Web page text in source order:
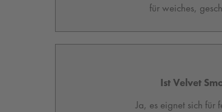
für weiches,
Ist Velvet
Ja, es eignet sich für